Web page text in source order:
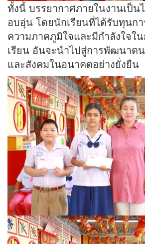
ทั้งนี้ บรรยากาศภายในงานเป็น
อบอุ่น โดยนักเรียนที่ได้รับทุนก
ความภาคภูมิใจและมีกำลังใจใ
เรียน อันจะนำไปสู่การพัฒนาต
และสังคมในอนาคตอย่างยั่งยืน